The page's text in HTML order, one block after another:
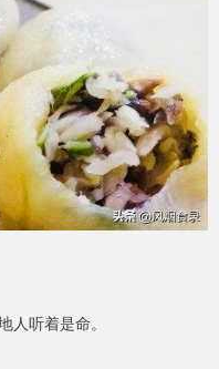
人听着是命。